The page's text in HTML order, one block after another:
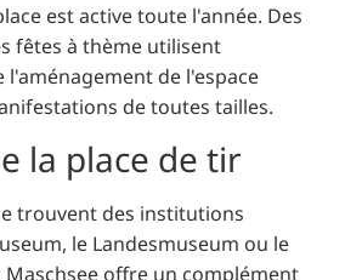
est active toute l'année. Des
fêtes à thème utilisent
de l'espace
de toutes tailles.
la place de tir
trouvent des institutions
le Landesmuseum ou le
offre un complément